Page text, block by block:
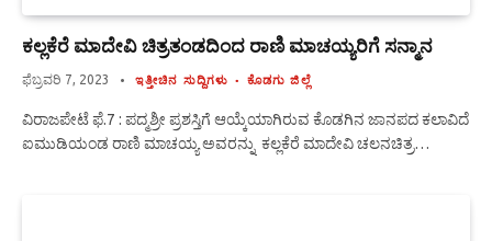
ಕಲ್ಲಕೆರೆ ಮಾದೇವಿ ಚಿತ್ರತಂಡದಿಂದ ರಾಣಿ ಮಾಚಯ್ಯರಿಗೆ ಸನ್ಮಾನ
ಫೆಬ್ರವರಿ 7, 2023 ಇತ್ತೀಚಿನ ಸುದ್ದಿಗಳು ಕೊಡಗು ಜಿಲ್ಲೆ
ವಿರಾಜಪೇಟೆ ಫೆ.7 : ಪದ್ಮಶ್ರೀ ಪ್ರಶಸ್ತಿಗೆ ಆಯ್ಕೆಯಾಗಿರುವ ಕೊಡಗಿನ ಜಾನಪದ ಕಲಾವಿದೆ
ಐಮುಡಿಯಂಡ ರಾಣಿ ಮಾಚಯ್ಯ ಅವರನ್ನು ಕಲ್ಲಕೆರೆ ಮಾದೇವಿ ಚಲನಚಿತ್ರ…